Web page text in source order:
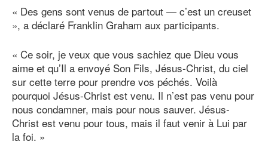
« Des gens sont venus de partout — c’est un creuset
», a déclaré Franklin Graham aux participants.
« Ce soir, je veux que vous sachiez que Dieu vous
aime et qu’Il a envoyé Son Fils, Jésus-Christ, du ciel
sur cette terre pour prendre vos péchés. Voilà
pourquoi Jésus-Christ est venu. Il n’est pas venu pour
nous condamner, mais pour nous sauver. Jésus-
Christ est venu pour tous, mais il faut venir à Lui par
la foi. »